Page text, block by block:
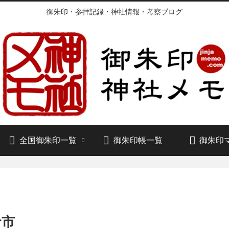
御朱印・参拝記録・神社情報・考察ブログ
全国御朱印一覧 御朱印帳一覧 御朱印